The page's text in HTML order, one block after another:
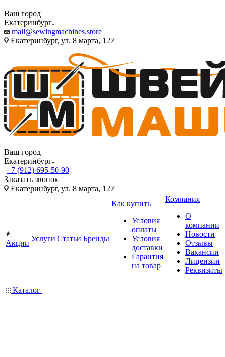
Ваш город
Екатеринбург
mail@sewingmachines.store
Екатеринбург, ул. 8 марта, 127
Ваш город
Екатеринбург
+7 (912) 695-50-90
Заказать звонок
Екатеринбург, ул. 8 марта, 127
Акции
Услуги Статьи Бренды
Как купить
Условия
оплаты
Условия
доставки
Гарантия
на товар
Компания
О
компании
Новости
Отзывы
Вакансии
Лицензии
Реквизиты
Каталог